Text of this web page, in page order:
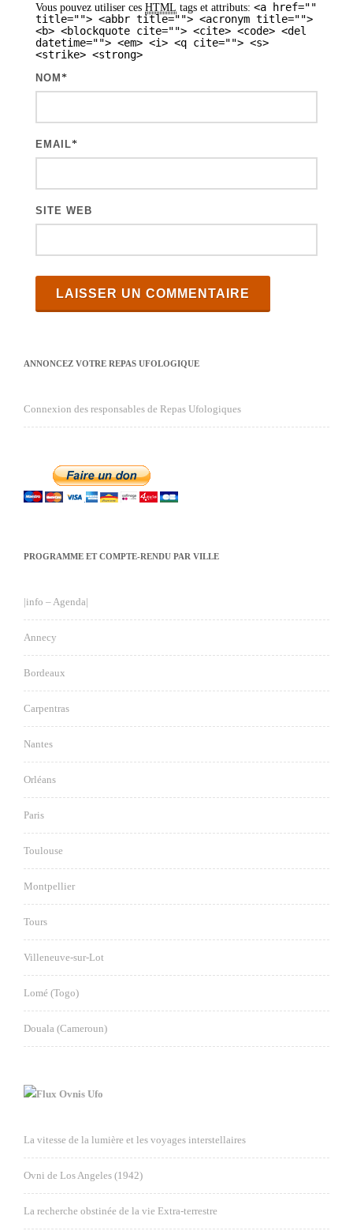
Vous pouvez utiliser ces HTML tags et attributs: <a href=""
title=""> <abbr title=""> <acronym title="">
<b> <blockquote cite=""> <cite> <code> <del
datetime=""> <em> <i> <q cite=""> <s>
<strike> <strong>
NOM *
EMAIL*
SITE WEB
ANNONCEZ VOTRE REPAS UFOLOGIQUE
Connexion des responsables de Repas Ufologiques
PROGRAMME ET COMPTE-RENDU PAR VILLE
|info – Agenda|
Annecy
Bordeaux
Carpentras
Nantes
Orléans
Paris
Toulouse
Montpellier
Tours
Villeneuve-sur-Lot
Lomé (Togo)
Douala (Cameroun)
Ovnis Ufo
La vitesse de la lumière et les voyages interstellaires
Ovni de Los Angeles (1942)
La recherche obstinée de la vie Extra-terrestre